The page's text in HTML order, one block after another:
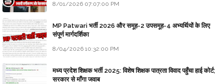
8/01/2026 07:07:00 PM
MP Patwari भर्ती 2026 और समूह-2 उपसमूह-4 अभ्यर्थियों के लिए
संपूर्ण मार्गदर्शिका
8/04/2026 10:32:00 PM
मध्य प्रदेश शिक्षक भर्ती 2025: विशेष शिक्षक पात्रता विवाद पहुँचा हाई कोर्ट;
सरकार से माँगा जवाब